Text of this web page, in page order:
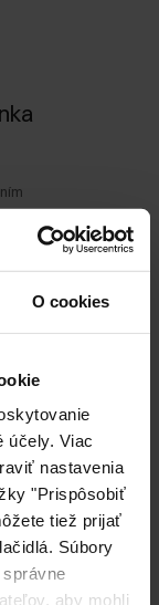
O cookies
účely. Viac
nastavenia
"Prispôsobiť
tiež prijať
Súbory
aby mohli